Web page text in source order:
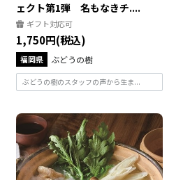
ェクト第1弾 名もなきチ....
ギフト対応可
1,750円(税込)
福岡県 ぶどうの樹
ぶどうの樹のスタッフの声から生ま...